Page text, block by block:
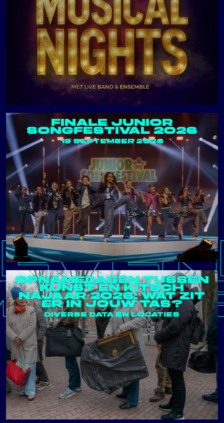
FINALE JUNIOR
SONGFESTIVAL 2026
19 SEPTEMBER 2026
OPNAMEDAGEN TUSSEN
KUNST EN KITSCH
NAJAAR 2026: WAT ZIT
ER IN JOUW TAS?
DIVERSE DATA EN LOCATIES